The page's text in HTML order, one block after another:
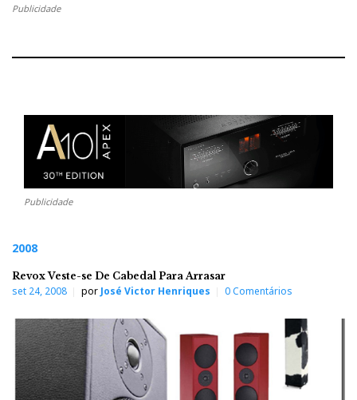
Publicidade
Publicidade
2008
Revox Veste-se De Cabedal Para Arrasar
set 24, 2008 por José Victor Henriques 0 Comentários